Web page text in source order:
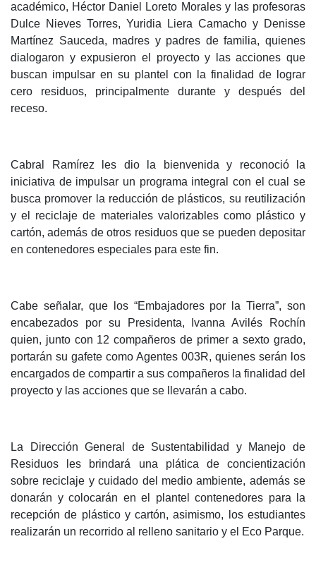
académico, Héctor Daniel Loreto Morales y las profesoras
Dulce Nieves Torres, Yuridia Liera Camacho y Denisse
Martínez Sauceda, madres y padres de familia, quienes
dialogaron y expusieron el proyecto y las acciones que
buscan impulsar en su plantel con la finalidad de lograr
cero residuos, principalmente durante y después del
receso.
Cabral Ramírez les dio la bienvenida y reconoció la
iniciativa de impulsar un programa integral con el cual se
busca promover la reducción de plásticos, su reutilización
y el reciclaje de materiales valorizables como plástico y
cartón, además de otros residuos que se pueden depositar
en contenedores especiales para este fin.
Cabe señalar, que los “Embajadores por la Tierra”, son
encabezados por su Presidenta, Ivanna Avilés Rochín
quien, junto con 12 compañeros de primer a sexto grado,
portarán su gafete como Agentes 003R, quienes serán los
encargados de compartir a sus compañeros la finalidad del
proyecto y las acciones que se llevarán a cabo.
La Dirección General de Sustentabilidad y Manejo de
Residuos les brindará una plática de concientización
sobre reciclaje y cuidado del medio ambiente, además se
donarán y colocarán en el plantel contenedores para la
recepción de plástico y cartón, asimismo, los estudiantes
realizarán un recorrido al relleno sanitario y el Eco Parque.